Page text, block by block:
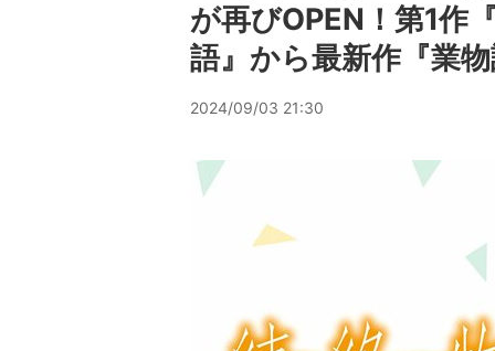
が再びOPEN！第1作
語』から最新作『業
2024/09/03 21:30